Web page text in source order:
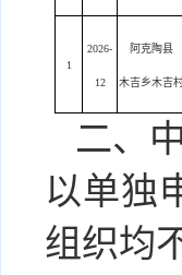
1
2026-
12
阿克陶县
木吉乡木吉
二、
以单独
组织均